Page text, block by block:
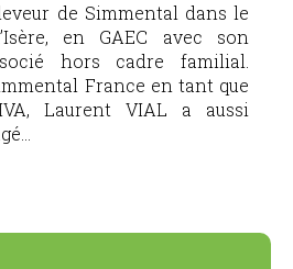
de Simmental dans le
en GAEC avec son
hors cadre familial.
France en tant que
Laurent VIAL a aussi